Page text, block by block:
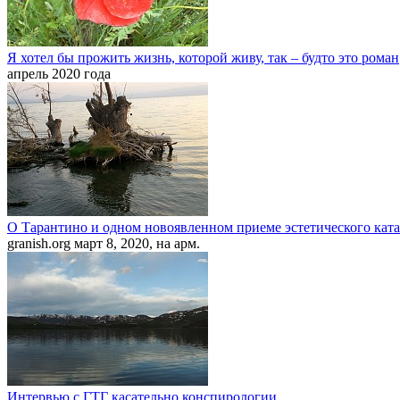
Я хотел бы прожить жизнь, которой живу, так – будто это роман
апрель 2020 года
О Тарантино и одном новоявленном приеме эстетического
granish.org март 8, 2020, на арм.
Интервью с ГТГ касательно конспирологии